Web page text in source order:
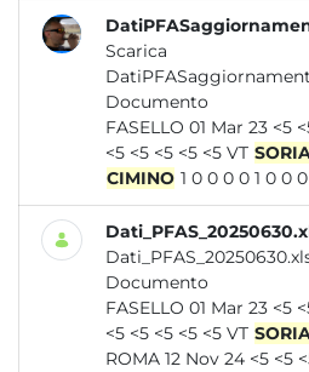
Scarica
Documento
FASELLO 01 Mar 23 <5
<5 <5 <5 <5 <5 VT
CIMINO
1 0 0 0 0
Documento
FASELLO 01 Mar 23 <5
<5 <5 <5 <5 <5 VT
ROMA 12 Nov 24 <5 <5